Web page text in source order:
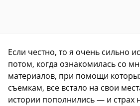
Если честно, то я очень сильно
потом, когда ознакомилась со
материалов, при помощи
съемкам, все встало на свои
истории пополнились — и страх